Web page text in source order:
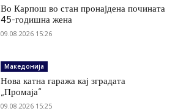
Во Карпош во стан пронајдена почината
45-годишна жена
09.08.2026 15:26
Македонија
Нова катна гаража кај зградата
„Промаја“
09.08.2026 15:25